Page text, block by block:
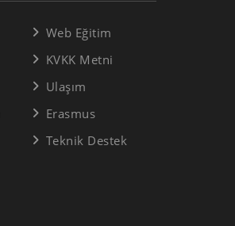
Web Eğitim
KVKK Metni
Ulaşım
Erasmus
Teknik Destek